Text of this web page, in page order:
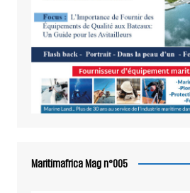
Maritimafrica Mag n°005